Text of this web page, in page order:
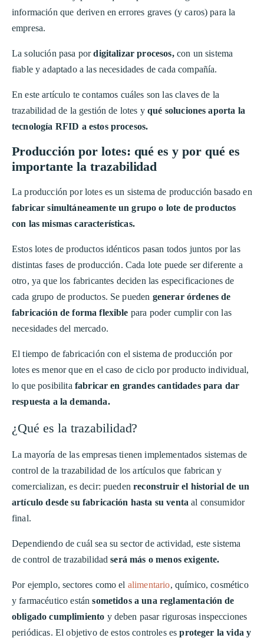
información que deriven en errores graves (y caros) para la
empresa.
La solución pasa pordigitalizar procesos,con un sistema
fiable y adaptado a las necesidades de cada compañía.
En este artículo te contamos cuáles son las claves de la
trazabilidad de la gestión de lotes yqué soluciones aporta la
tecnología RFID a estos procesos.
Producción por lotes: qué es y por qué es
importante la trazabilidad
La producción por lotes es un sistema de producción basado en
fabricar simultáneamente un grupo o lote de productos
con las mismas características.
Estos lotes de productos idénticos pasan todos juntos por las
distintas fases de producción. Cada lote puede ser diferente a
otro, ya que los fabricantes deciden las especificaciones de
cada grupo de productos. Se pueden generar órdenes de
fabricación de forma flexible para poder cumplir con las
necesidades del mercado.
El tiempo de fabricación con el sistema de producción por
lotes es menor que en el caso de ciclo por producto individual,
lo que posibilita fabricar en grandes cantidades para dar
respuesta a la demanda.
¿Qué es la trazabilidad?
La mayoría de las empresas tienen implementados sistemas de
control de la trazabilidad de los artículos que fabrican y
comercializan, es decir: puedenreconstruir el historial de un
artículo desde su fabricación hasta su venta al consumidor
final.
Dependiendo de cuál sea su sector de actividad, este sistema
de control de trazabilidadserá más o menos exigente.
Por ejemplo, sectores como el alimentario, químico, cosmético
y farmacéutico estánsometidos a una reglamentación de
obligado cumplimiento y deben pasar rigurosas inspecciones
periódicas. El objetivo de estos controles esproteger la vida y